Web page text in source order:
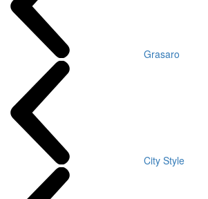
Grasaro
City Style